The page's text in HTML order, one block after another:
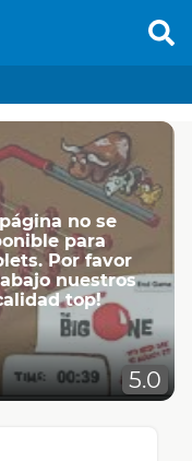
no se
para
Por favor
nuestros
top!
5.0